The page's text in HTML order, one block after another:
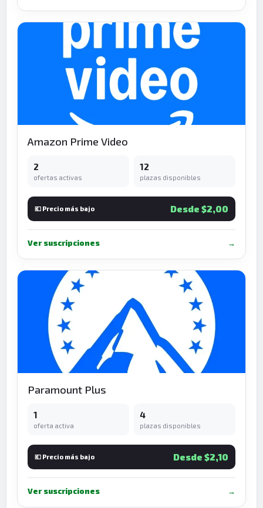
Amazon Prime Video
2
ofertas activas
12
plazas disponibles
💶 Precio más bajo Desde $2,00
Ver suscripciones →
Paramount Plus
1
oferta activa
4
plazas disponibles
💶 Precio más bajo Desde $2,10
Ver suscripciones →